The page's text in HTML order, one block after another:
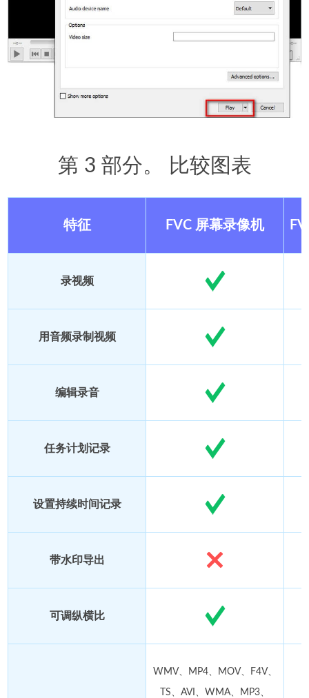
第 3 部分。 比较图表
特征 FVC 屏幕录像机
录视频
用音频录制视频
编辑录音
任务计划记录
设置持续时间记录
带水印导出
可调纵横比
WMV、MP4、MOV、F4V、
TS、AVI、WMA、MP3、